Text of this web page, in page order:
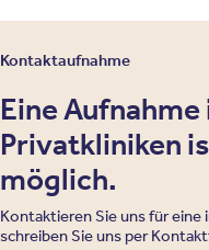
Kontaktaufnahme
Eine
Privatkliniken
möglich.
Kontaktieren Sie uns für
schreiben Sie uns per